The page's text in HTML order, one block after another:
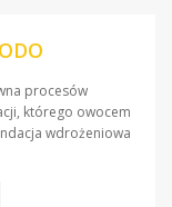
procesów
którego owocem
wdrożeniowa